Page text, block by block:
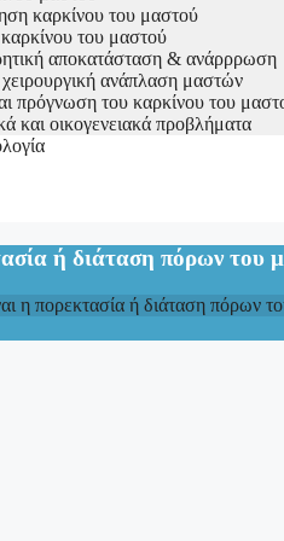
καρκίνου του μαστού
του μαστού
αποκατάσταση & ανάρρρωση
ανάπλαση μαστών
πρόγνωση του καρκίνου του
και οικογενειακά προβλήματα
ή διάταση πόρων του
η πορεκτασία ή διάταση πόρων